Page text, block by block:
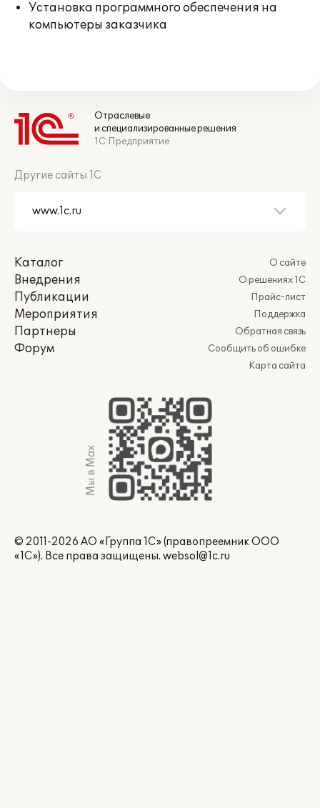
Установка программного обеспечения на
компьютеры заказчика
Отраслевые
и специализированные решения
1С:Предприятие
Другие сайты 1С
Каталог
Внедрения
Публикации
Мероприятия
Партнеры
Форум
О сайте
О решениях 1С
Прайс-лист
Поддержка
Обратная связь
Сообщить об ошибке
Карта сайта
Мы в Max
© 2011-2026 АО «Группа 1С» (правопреемник ООО
«1С»). Все права защищены. websol@1c.ru